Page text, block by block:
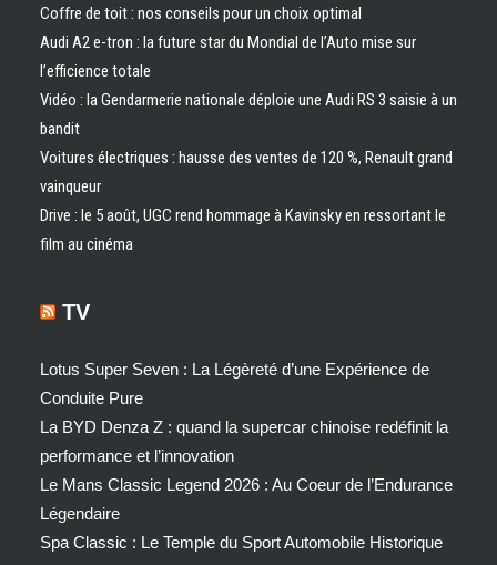
Coffre de toit : nos conseils pour un choix optimal
Audi A2 e-tron : la future star du Mondial de l’Auto mise sur
l’efficience totale
Vidéo : la Gendarmerie nationale déploie une Audi RS 3 saisie à un
bandit
Voitures électriques : hausse des ventes de 120 %, Renault grand
vainqueur
Drive : le 5 août, UGC rend hommage à Kavinsky en ressortant le
film au cinéma
TV
Lotus Super Seven : La Légèreté d’une Expérience de
Conduite Pure
La BYD Denza Z : quand la supercar chinoise redéfinit la
performance et l’innovation
Le Mans Classic Legend 2026 : Au Coeur de l’Endurance
Légendaire
Spa Classic : Le Temple du Sport Automobile Historique